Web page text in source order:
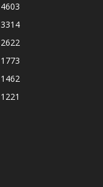
4603
3314
2622
1773
1462
1221